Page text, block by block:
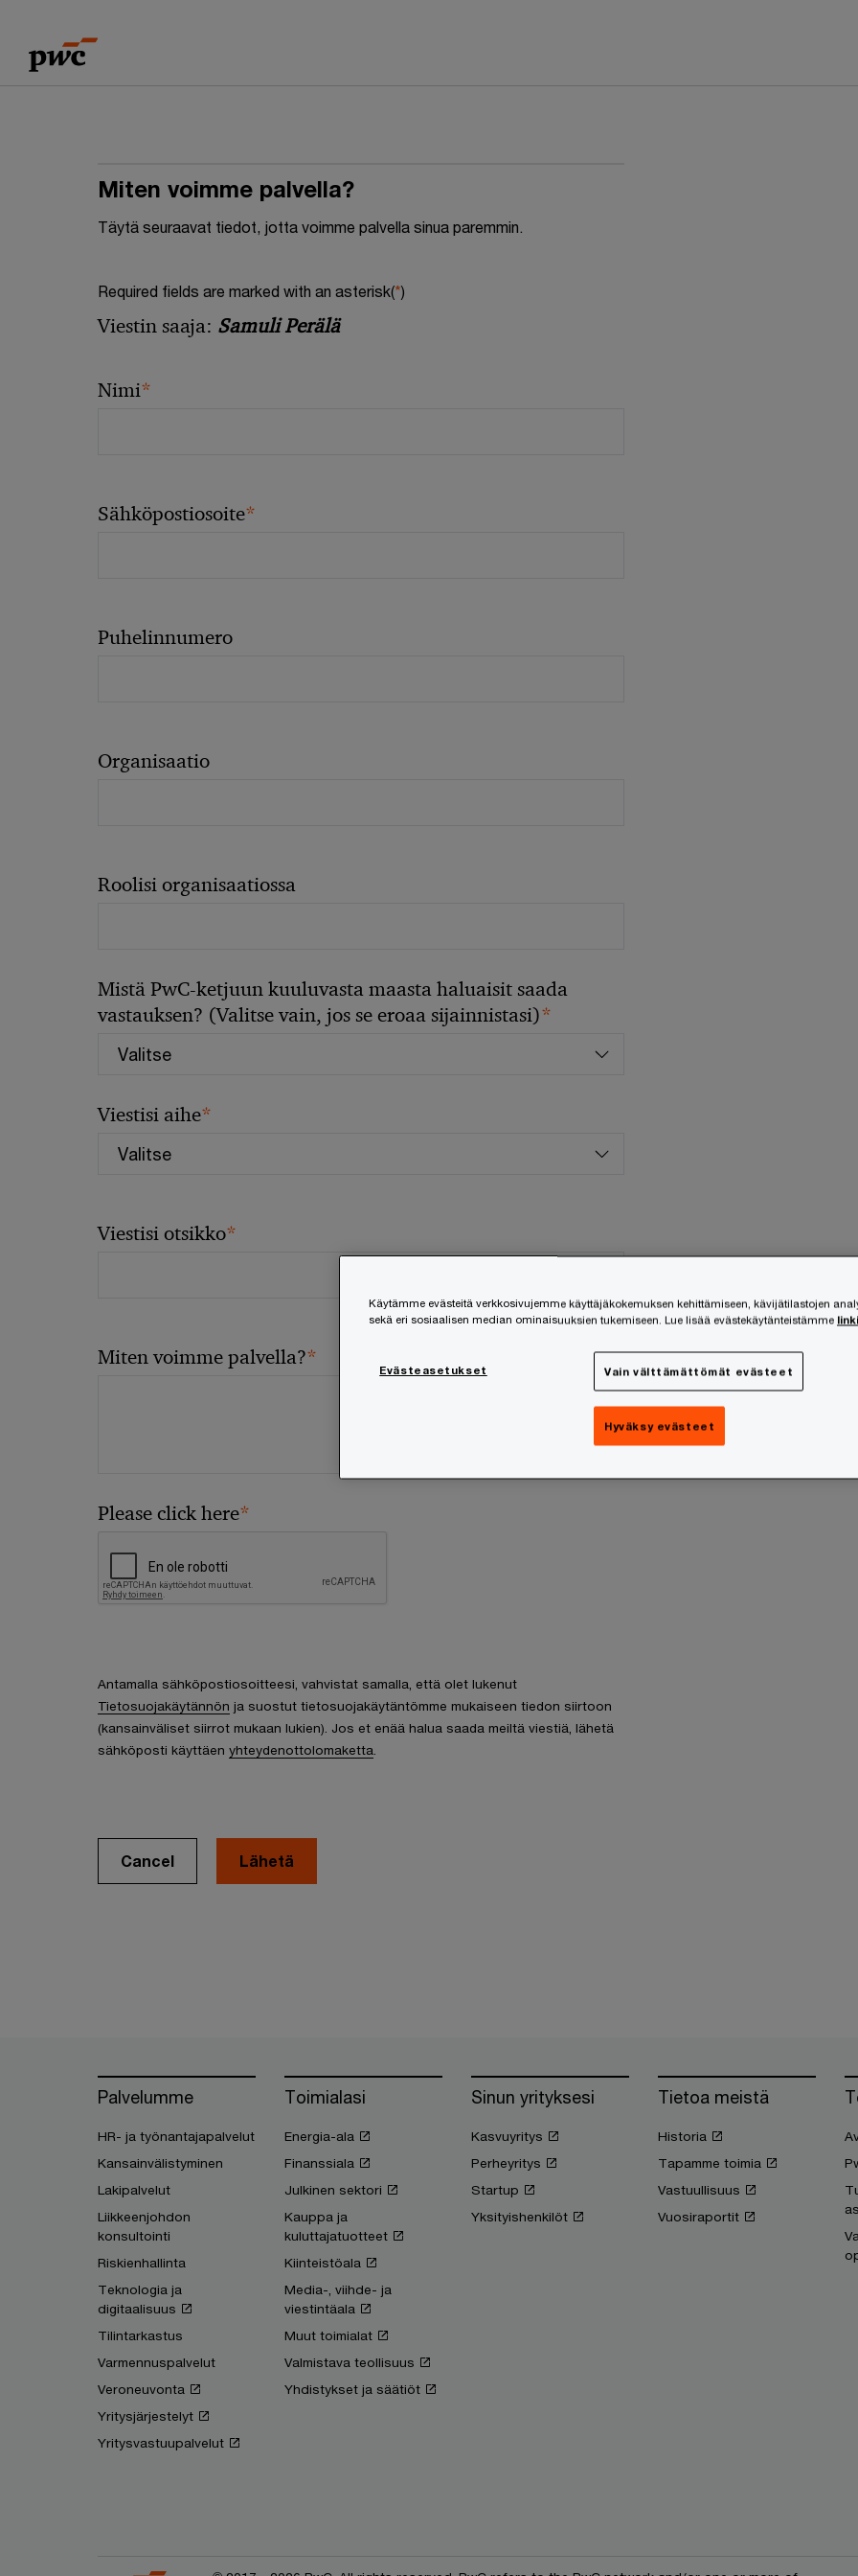
content
footer
Miten voimme palvella?
Täytä seuraavat tiedot, jotta voimme palvella sinua paremmin.
Required fields are marked with an asterisk(*)
Viestin saaja: Samuli Perälä
Nimi*
Sähköpostiosoite*
Puhelinnumero
Organisaatio
Roolisi organisaatiossa
Mistä PwC-ketjuun kuuluvasta maasta haluaisit saada
vastauksen? (Valitse vain, jos se eroaa sijainnistasi)*
Viestisi aihe*
Viestisi otsikko*
Miten voimme palvella?*
Please click here*
Antamalla sähköpostiosoitteesi, vahvistat samalla, että olet lukenut
Tietosuojakäytännön ja suostut tietosuojakäytäntömme mukaiseen tiedon siirtoon
(kansainväliset siirrot mukaan lukien). Jos et enää halua saada meiltä viestiä, lähetä
sähköposti käyttäen yhteydenottolomaketta
Cancel
Palvelumme
HR- ja työnantajapalvelut
Kansainvälistyminen
Lakipalvelut
Liikkeenjohdon
konsultointi
Riskienhallinta
Teknologia ja
digitaalisuus
Tilintarkastus
Varmennuspalvelut
Veroneuvonta
Yritysjärjestelyt
Yritysvastuupalvelut
Toimialasi
Energia-ala
Finanssiala
Julkinen sektori
Kauppa ja
kuluttajatuotteet
Kiinteistöala
Media-, viihde- ja
viestintäala
Muut toimialat
Valmistava teollisuus
Yhdistykset ja säätiöt
Sinun yrityksesi
Kasvuyritys
Perheyritys
Startup
Yksityishenkilöt
Tietoa meistä
Historia
Tapamme toimia
Vastuullisuus
Vuosiraportit
Käytämme evästeitä verkkosivujemme käyttäjäkokemuksen kehittämiseen, kävijätilastojen
sekä eri sosiaalisen median ominaisuuksien tukemiseen. Lue lisää evästekäytänteistämme
Evästeasetukset Vain välttämättömät evästeet
Hyväksy evästeet